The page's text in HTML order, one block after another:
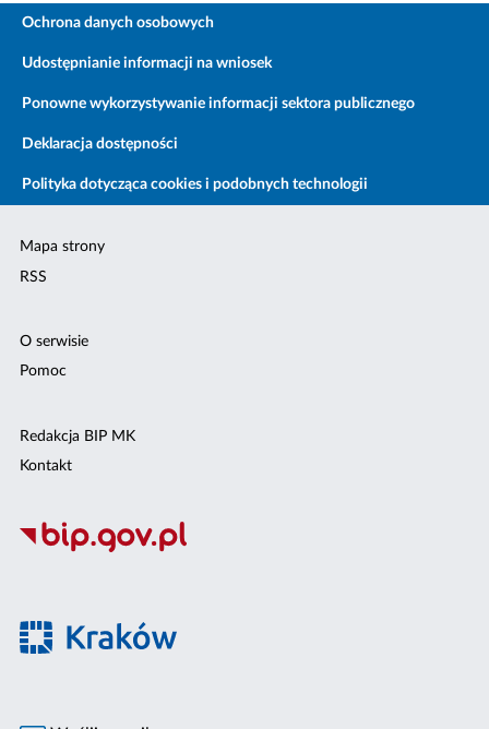
Ochrona danych osobowych
Udostępnianie informacji na wniosek
Ponowne wykorzystywanie informacji sektora publicznego
Deklaracja dostępności
Polityka dotycząca cookies i podobnych technologii
Mapa strony
RSS
O serwisie
Pomoc
Redakcja BIP MK
Kontakt